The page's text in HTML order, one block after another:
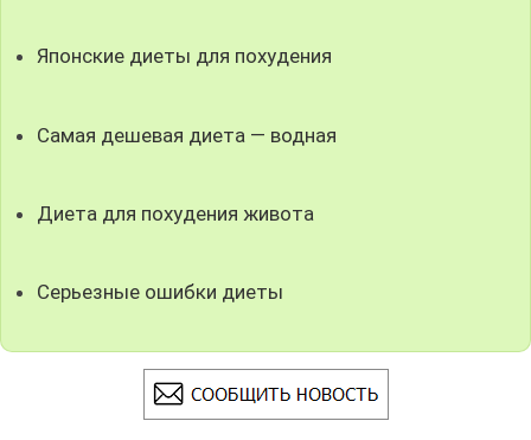
Японские диеты для похудения
Самая дешевая диета — водная
Диета для похудения живота
Серьезные ошибки диеты